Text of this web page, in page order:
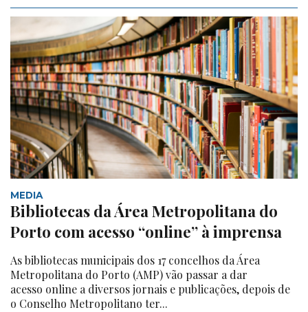
MEDIA
Bibliotecas da Área Metropolitana do
Porto com acesso “online” à imprensa
As bibliotecas municipais dos 17 concelhos da Área
Metropolitana do Porto (AMP) vão passar a dar
acesso online a diversos jornais e publicações, depois de
o Conselho Metropolitano ter...